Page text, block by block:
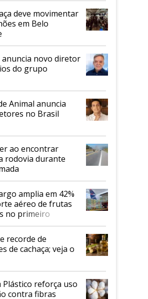
deve movimentar
em Belo
anuncia novo diretor
do grupo
Animal anuncia
no Brasil
ao encontrar
rodovia durante
amplia em 42%
aéreo de frutas
no primeiro
recorde de
de cachaça; veja o
Plástico reforça uso
contra fibras